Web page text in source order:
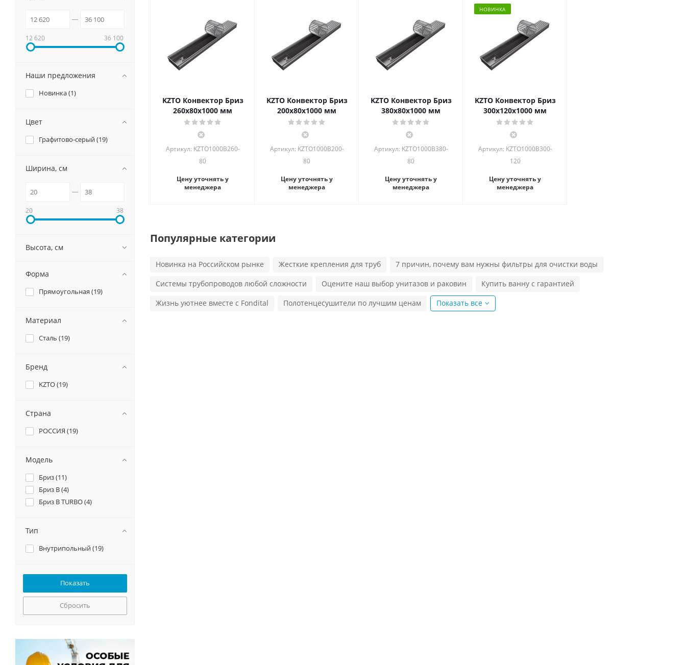
KZTO Конвектор Бриз
260х80х1000 мм
Артикул: KZTO1000B260-
80
Цену уточнять у
менеджера
KZTO Конвектор Бриз
200х80х1000 мм
Артикул: KZTO1000B200-
80
Цену уточнять у
менеджера
KZTO Конвектор Бриз
380х80х1000 мм
Артикул: KZTO1000B380-
80
Цену уточнять у
менеджера
НОВИНКА
KZTO Конвектор Бриз
300х120х1000 мм
Артикул: KZTO1000B300-
120
Цену уточнять у
менеджера
Популярные категории
Новинка на Российском рынке Жесткие крепления для труб
7 причин, почему вам нужны фильтры для очистки воды
Системы трубопроводов любой сложности
Оцените наш выбор унитазов и раковин
Купить ванну с гарантией
Жизнь уютнее вместе с Fondital
Полотенцесушители по лучшим ценам Показать все
12 620 36 100
Наши предложения
Новинка (1)
Цвет
Графитово-серый (19)
Ширина, см
20 38
Высота, см
Форма
Прямоугольная (19)
Материал
Сталь (19)
Бренд
KZTO (19)
Страна
РОССИЯ (19)
Модель
Бриз (11)
Бриз В (4)
Бриз В TURBO (4)
Тип
Внутрипольный (19)
Сбросить